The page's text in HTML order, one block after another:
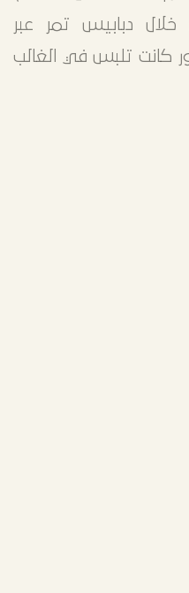
دبابيس تمر عبر
كانت تلبس في الغالب